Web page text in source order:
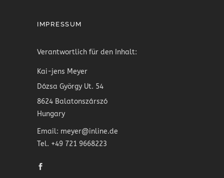
IMPRESSUM
Verantwortlich für den Inhalt:
Kai-jens Meyer
Dózsa György Ut. 54
8624 Balatonszárszó
Hungary
Email: meyer@inline.de
Tel. +49 721 9668223